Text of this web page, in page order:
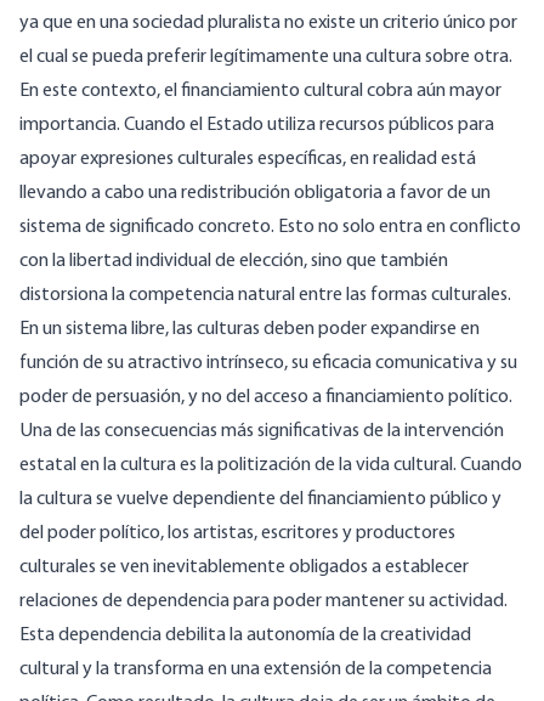
ya que en una sociedad pluralista no existe un criterio único por
el cual se pueda preferir legítimamente una cultura sobre otra.
En este contexto, el financiamiento cultural cobra aún mayor
importancia. Cuando el Estado utiliza recursos públicos para
apoyar expresiones culturales específicas, en realidad está
llevando a cabo una redistribución obligatoria a favor de un
sistema de significado concreto. Esto no solo entra en conflicto
con la libertad individual de elección, sino que también
distorsiona la competencia natural entre las formas culturales.
En un sistema libre, las culturas deben poder expandirse en
función de su atractivo intrínseco, su eficacia comunicativa y su
poder de persuasión, y no del acceso a financiamiento político.
Una de las consecuencias más significativas de la intervención
estatal en la cultura es la politización de la vida cultural. Cuando
la cultura se vuelve dependiente del financiamiento público y
del poder político, los artistas, escritores y productores
culturales se ven inevitablemente obligados a establecer
relaciones de dependencia para poder mantener su actividad.
Esta dependencia debilita la autonomía de la creatividad
cultural y la transforma en una extensión de la competencia